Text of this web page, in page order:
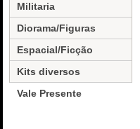
Militaria
Diorama/Figuras
Espacial/Ficção
Kits diversos
Vale Presente